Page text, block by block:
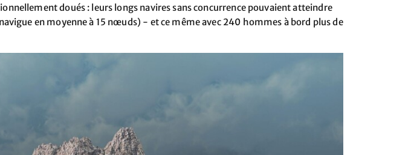
doués : leurs longs navires sans concurrence pouvaient atteindre
en moyenne à 15 nœuds) - et ce même avec 240 hommes à bord plus de